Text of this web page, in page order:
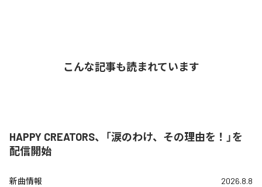
こんな記事も読まれています
HAPPY CREATORS、「涙のわけ、その理由を！」を
配信開始
新曲情報 2026.8.8